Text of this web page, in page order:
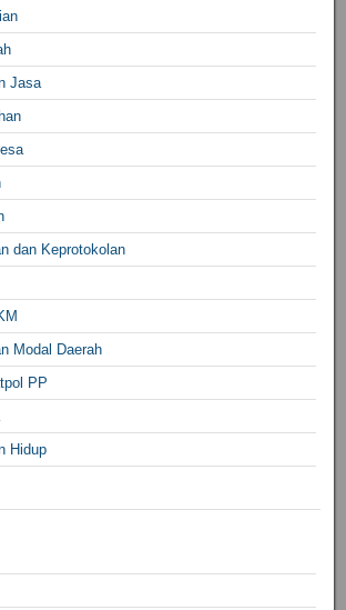
Jasa
dan Keprotokolan
Modal Daerah
PP
Hidup